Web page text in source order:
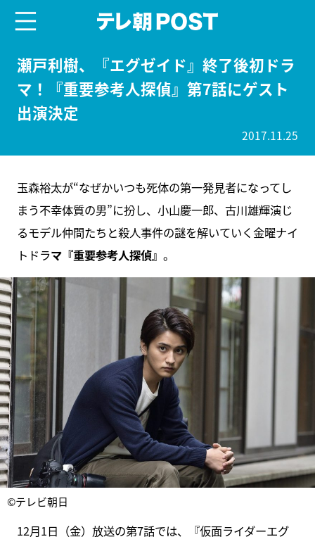
瀬戸利樹、『エグゼイド』終了後初ドラ
マ！『重要参考人探偵』第7話にゲスト
出演決定
2017.11.25
玉森裕太が“なぜかいつも死体の第一発見者になってし
まう不幸体質の男”に扮し、小山慶一郎、古川雄輝演じ
るモデル仲間たちと殺人事件の謎を解いていく金曜ナイ
トドラマ『重要参考人探偵』 。
©テレビ朝日
12月1日（金）放送の第7話では、『仮面ライダーエグ